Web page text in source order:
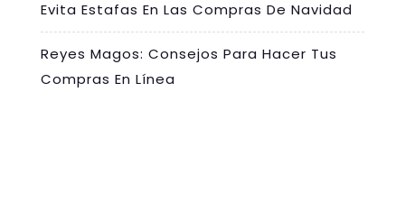
Evita Estafas En Las Compras De Navidad
Reyes Magos: Consejos Para Hacer Tus
Compras En Línea